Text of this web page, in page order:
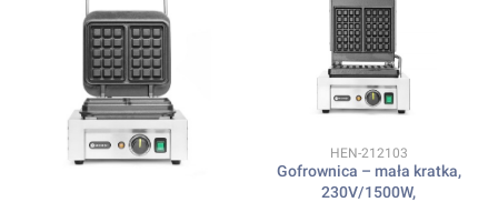
Kod produktu
HEN-212103
Gofrownica – mała kratka,
230V/1500W,